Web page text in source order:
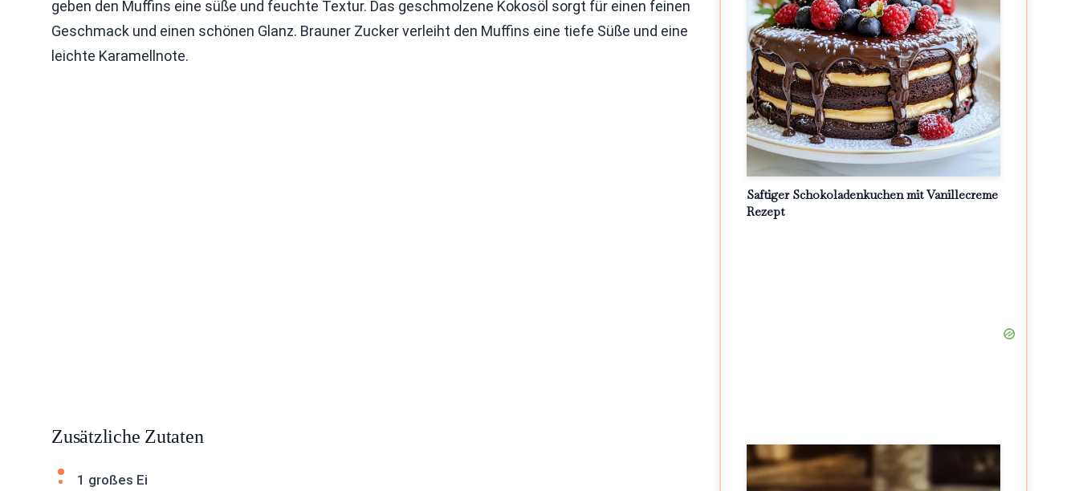
geben den Muffins eine süße und feuchte Textur. Das geschmolzene Kokosöl sorgt für einen feinen
Geschmack und einen schönen Glanz. Brauner Zucker verleiht den Muffins eine tiefe Süße und eine
leichte Karamellnote.
Zusätzliche Zutaten
1 großes Ei
Saftiger Schokoladenkuchen mit Vanillecreme
Rezept